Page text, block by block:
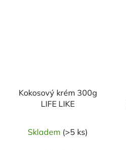
Kokosový krém 300g
LIFE LIKE
Skladem (>5 ks)